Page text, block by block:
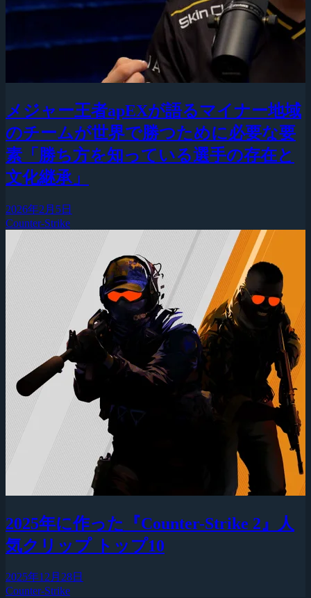
メジャー王者apEXが語るマイナー地域
のチームが世界で勝つために必要な要
素「勝ち方を知っている選手の存在と
文化継承」
2026年2月5日
Counter-Strike
2025年に作った『Counter-Strike 2』人
気クリップ トップ10
2025年12月28日
Counter-Strike